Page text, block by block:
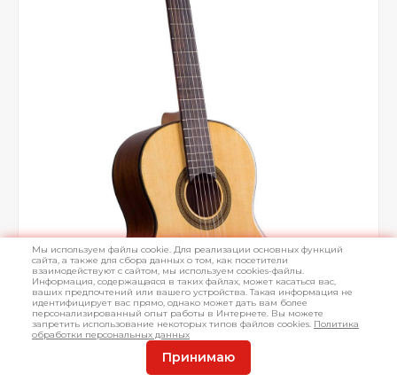
Мы используем файлы cookie. Для реализации основных функций
сайта, а также для сбора данных о том, как посетители
взаимодействуют с сайтом, мы используем cookies-файлы.
Информация, содержащаяся в таких файлах, может касаться вас,
ваших предпочтений или вашего устройства. Такая информация не
идентифицирует вас прямо, однако может дать вам более
персонализированный опыт работы в Интернете. Вы можете
запретить использование некоторых типов файлов cookies. Политика
обработки персональных данных
Принимаю